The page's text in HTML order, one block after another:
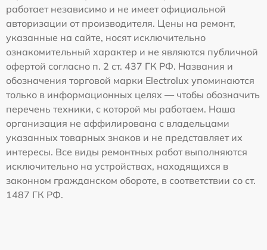
работает независимо и не имеет официальной
авторизации от производителя. Цены на ремонт,
указанные на сайте, носят исключительно
ознакомительный характер и не являются публичной
офертой согласно п. 2 ст. 437 ГК РФ. Названия и
обозначения торговой марки Electrolux упоминаются
только в информационных целях — чтобы обозначить
перечень техники, с которой мы работаем. Наша
организация не аффилирована с владельцами
указанных товарных знаков и не представляет их
интересы. Все виды ремонтных работ выполняются
исключительно на устройствах, находящихся в
законном гражданском обороте, в соответствии со ст.
1487 ГК РФ.